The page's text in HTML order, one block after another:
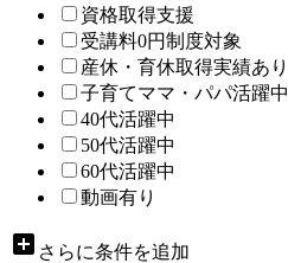
資格取得支援
受講料0円制度対象
産休・育休取得実績あり
子育てママ・パパ活躍中
40代活躍中
50代活躍中
60代活躍中
動画有り
add_box さらに条件を追加